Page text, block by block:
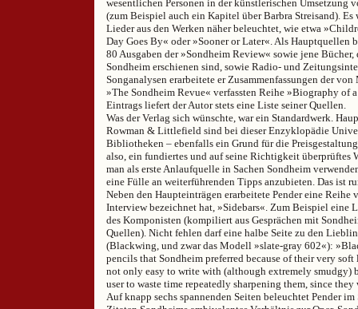
wesentlichen Personen in der künstlerischen Umsetzung
(zum Beispiel auch ein Kapitel über Barbra Streisand). Es
Lieder aus den Werken näher beleuchtet, wie etwa
Day Goes By« oder »Sooner or Later«. Als Hauptquellen
80 Ausgaben der »Sondheim Review« sowie jene Bücher,
Sondheim erschienen sind, sowie Radio- und
Songanalysen erarbeitete er Zusammenfassungen der
»The Sondheim Revue« verfassten Reihe »Biography of
Eintrags liefert der Autor stets eine Liste seiner Quellen.
Was der Verlag sich wünschte, war ein Standardwerk.
Rowman & Littlefield sind bei dieser Enzyklopädie
Bibliotheken – ebenfalls ein Grund für die
also, ein fundiertes und auf seine Richtigkeit überprüftes
man als erste Anlaufquelle in Sachen Sondheim
eine Fülle an weiterführenden Tipps anzubieten. Das ist
Neben den Haupteinträgen erarbeitete Pender eine Reihe
Interview bezeichnet hat, »Sidebars«. Zum Beispiel eine
des Komponisten (kompiliert aus Gesprächen mit
Quellen). Nicht fehlen darf eine halbe Seite zu den
(Blackwing, und zwar das Modell »slate-gray 602«):
pencils that Sondheim preferred because of their very soft
not only easy to write with (although extremely smudgy)
user to waste time repeatedly sharpening them, since
Auf knapp sechs spannenden Seiten beleuchtet Pender